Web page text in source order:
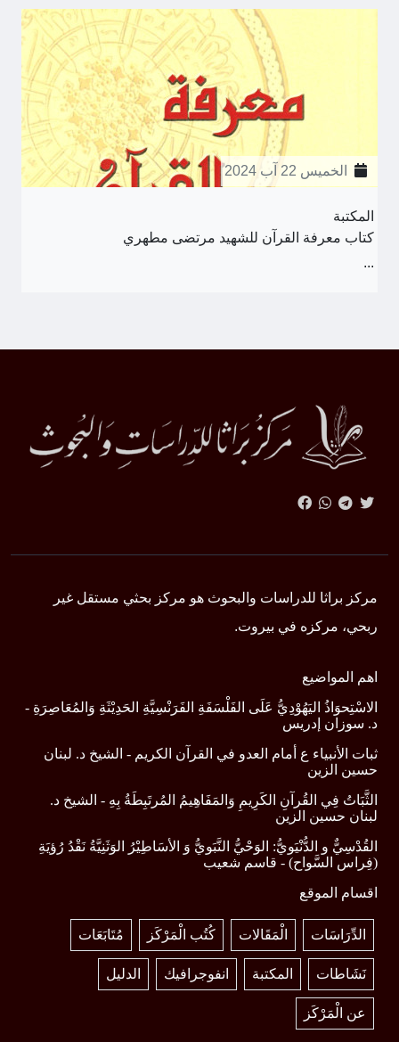
الخميس 22 آب 2024
المكتبة
كتاب معرفة القرآن للشهيد مرتضى مطهري
...
مركز براثا للدراسات والبحوث هو مركز بحثي مستقل غير
ربحي، مركزه في بيروت.
اهم المواضيع
الاسْتِحوَاذُ اليَهُوْدِيُّ عَلَى الفَلْسَفَةِ الفَرَنْسِيَّةِ الحَدِيْثَةِ وَالمُعَاصِرَةِ -
د. سوزان إدريس
ثبات الأنبياء ع أمام العدو في القرآن الكريم - الشيخ د. لبنان
حسين الزين
الثَّبَاتُ فِي القُرآنِ الكَرِيمِ وَالمَفَاهِيمُ المُرتَبِطَةُ بِهِ - الشيخ د.
لبنان حسين الزين
القُدْسِيٌّ و الدُّنْيَويُّ: الوَحْيُّ النَّبَويُّ وَ الأسَاطِيْرُ الوَثَنِيَّةُ نَقْدُ رُؤيَةِ
(فِراس السَّواح) - قاسم شعيب
اقسام الموقع
الدِّرَاسَات الْمَقَالات كُتُب الْمَرْكَز مُتَابَعَات
نَشَاطات المكتبة انفوجرافيك الدليل
عن الْمَرْكَز